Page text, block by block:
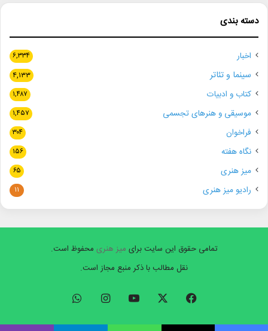
دسته بندی
اخبار ۶,۳۳۴
سینما و تئاتر ۴,۱۳۳
کتاب و ادبیات ۱,۴۸۷
موسیقی و هنرهای تجسمی ۱,۴۵۷
فراخوان ۳۰۴
نگاه هفته ۱۵۶
میز هنری ۶۵
رادیو میز هنری ۱۱
تمامی حقوق این سایت برای میز هنری محفوظ است.
نقل مطالب با ذکر منبع مجاز است.
فیسبوک ایکس یوتیوب اینستاگرام
آپ